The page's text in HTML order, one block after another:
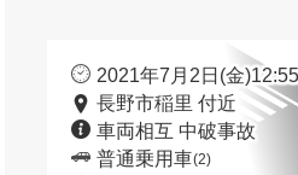
2021年7月2日(金)12:55
長野市稲里 付近
車両相互 中破事故
普通乗用車(2)